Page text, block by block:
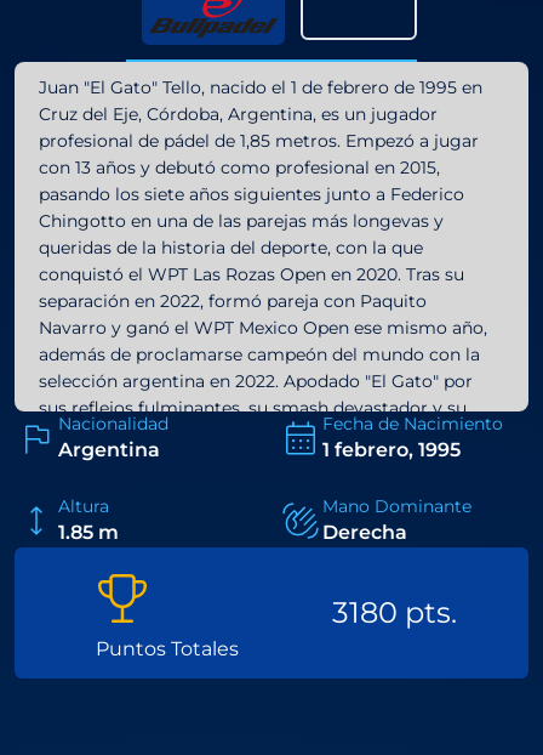
Juan "El Gato" Tello, nacido el 1 de febrero de 1995 en
Cruz del Eje, Córdoba, Argentina, es un jugador
profesional de pádel de 1,85 metros. Empezó a jugar
con 13 años y debutó como profesional en 2015,
pasando los siete años siguientes junto a Federico
Chingotto en una de las parejas más longevas y
queridas de la historia del deporte, con la que
conquistó el WPT Las Rozas Open en 2020. Tras su
separación en 2022, formó pareja con Paquito
Navarro y ganó el WPT Mexico Open ese mismo año,
además de proclamarse campeón del mundo con la
selección argentina en 2022. Apodado "El Gato" por
sus reflejos fulminantes, su smash devastador y su
capacidad para generar una potencia descomunal
con golpes compactos y precisos, Tello es uno de los
Nacionalidad
Argentina
Fecha de Nacimiento
1 febrero, 1995
Altura
1.85 m
Mano Dominante
Derecha
Puntos Totales
3180 pts.